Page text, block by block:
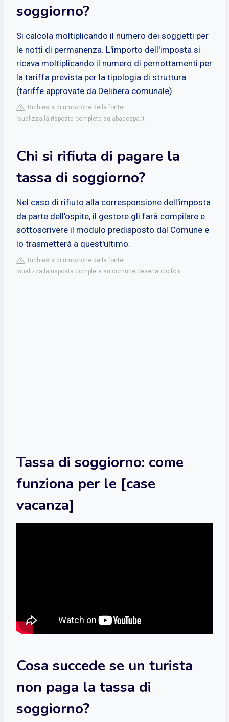
soggiorno?
Si calcola moltiplicando il numero dei soggetti per
le notti di permanenza. L'importo dell'imposta si
ricava moltiplicando il numero di pernottamenti per
la tariffa prevista per la tipologia di struttura
(tariffe approvate da Delibera comunale).
Richiesta di rimozione della fonte
isualizza la risposta completa su abacospa.it
Chi si rifiuta di pagare la
tassa di soggiorno?
Nel caso di rifiuto alla corresponsione dell'imposta
da parte dell'ospite, il gestore gli farà compilare e
sottoscrivere il modulo predisposto dal Comune e
lo trasmetterà a quest'ultimo.
Richiesta di rimozione della fonte
isualizza la risposta completa su comune.cesenatico.fc.it
Tassa di soggiorno: come
funziona per le [case
vacanza]
Cosa succede se un turista
non paga la tassa di
soggiorno?